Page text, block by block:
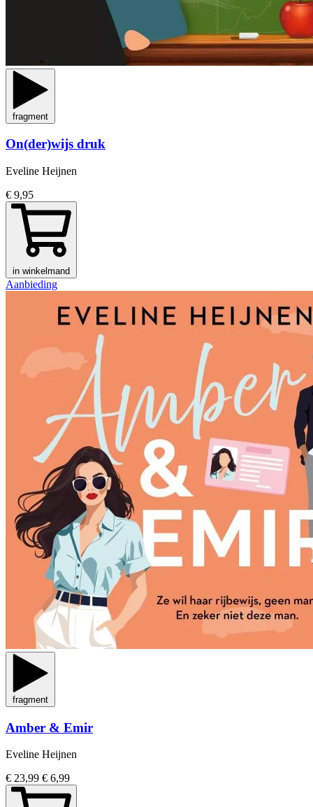
fragment
On(der)wijs druk
Eveline Heijnen
€ 9,95
in winkelmand
Aanbieding
fragment
Amber & Emir
Eveline Heijnen
€ 23,99 € 6,99